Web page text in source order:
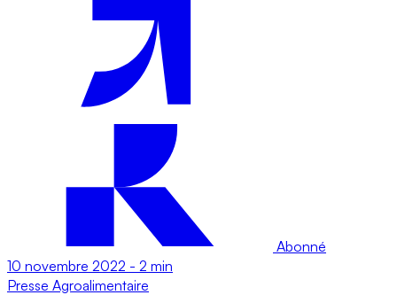
Abonné
10 novembre 2022 - 2 min
Presse Agroalimentaire